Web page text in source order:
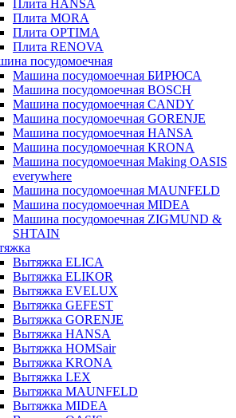
Плита HANSA
Плита MORA
Плита OPTIMA
Плита RENOVA
посудомоечная
Машина посудомоечная БИРЮСА
Машина посудомоечная BOSCH
Машина посудомоечная CANDY
Машина посудомоечная GORENJE
Машина посудомоечная HANSA
Машина посудомоечная KRONA
Машина посудомоечная Making OASIS
everywhere
Машина посудомоечная MAUNFELD
Машина посудомоечная MIDEA
Машина посудомоечная ZIGMUND &
SHTAIN
Вытяжка ELICA
Вытяжка ELIKOR
Вытяжка EVELUX
Вытяжка GEFEST
Вытяжка GORENJE
Вытяжка HANSA
Вытяжка HOMSair
Вытяжка KRONA
Вытяжка LEX
Вытяжка MAUNFELD
Вытяжка MIDEA